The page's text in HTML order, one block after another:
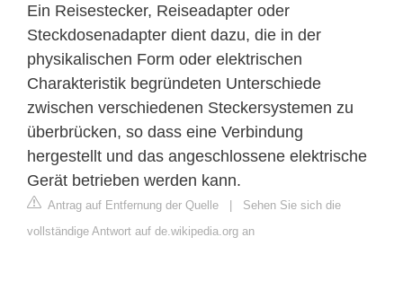
Ein Reisestecker, Reiseadapter oder
Steckdosenadapter dient dazu, die in der
physikalischen Form oder elektrischen
Charakteristik begründeten Unterschiede
zwischen verschiedenen Steckersystemen zu
überbrücken, so dass eine Verbindung
hergestellt und das angeschlossene elektrische
Gerät betrieben werden kann.
Antrag auf Entfernung der Quelle | Sehen Sie sich die
vollständige Antwort auf de.wikipedia.org an